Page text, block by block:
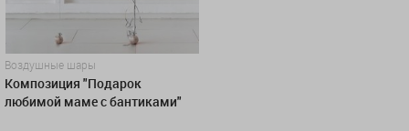
Воздушные шары
Композиция "Подарок
любимой маме с бантиками"